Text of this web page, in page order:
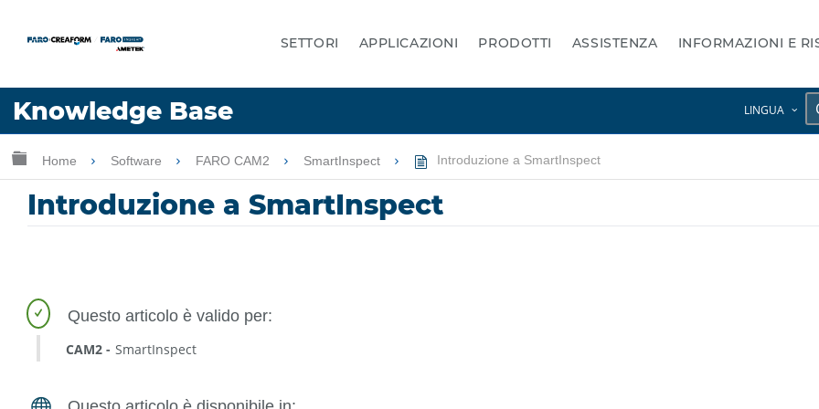
SETTORI APPLICAZIONI PRODOTTI ASSISTENZA INFORMAZIONI E
Knowledge Base LINGUA
Lingua
Ingrandisci/riduci gerarchia globale
Home Software FARO CAM2 SmartInspect Introduzione a SmartInspect
Introduzione a SmartInspect
CAM2 SmartInspect